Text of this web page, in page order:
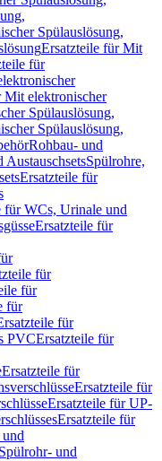
Spülauslösung,
Ersatzteile für Mit
für
Mit elektronischer
Spülauslösung,
Spülauslösung,
Rohbau- und
AustauschsetsSpülrohre,
Ersatzteile für
für WCs, Urinale und
Ersatzteile für
für
für
für
für
PVCErsatzteile für
Ersatzteile für
Ersatzteile für
Ersatzteile für UP-
Ersatzteile für
und